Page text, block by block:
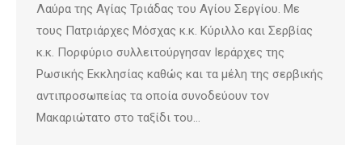
Λαύρα της Αγίας Τριάδας του Αγίου Σεργίου. Με
τους Πατριάρχες Μόσχας κ.κ. Κύριλλο και Σερβίας
κ.κ. Πορφύριο συλλειτούργησαν Ιεράρχες της
Ρωσικής Εκκλησίας καθώς και τα μέλη της σερβικής
αντιπροσωπείας τα οποία συνοδεύουν τον
Μακαριώτατο στο ταξίδι του…